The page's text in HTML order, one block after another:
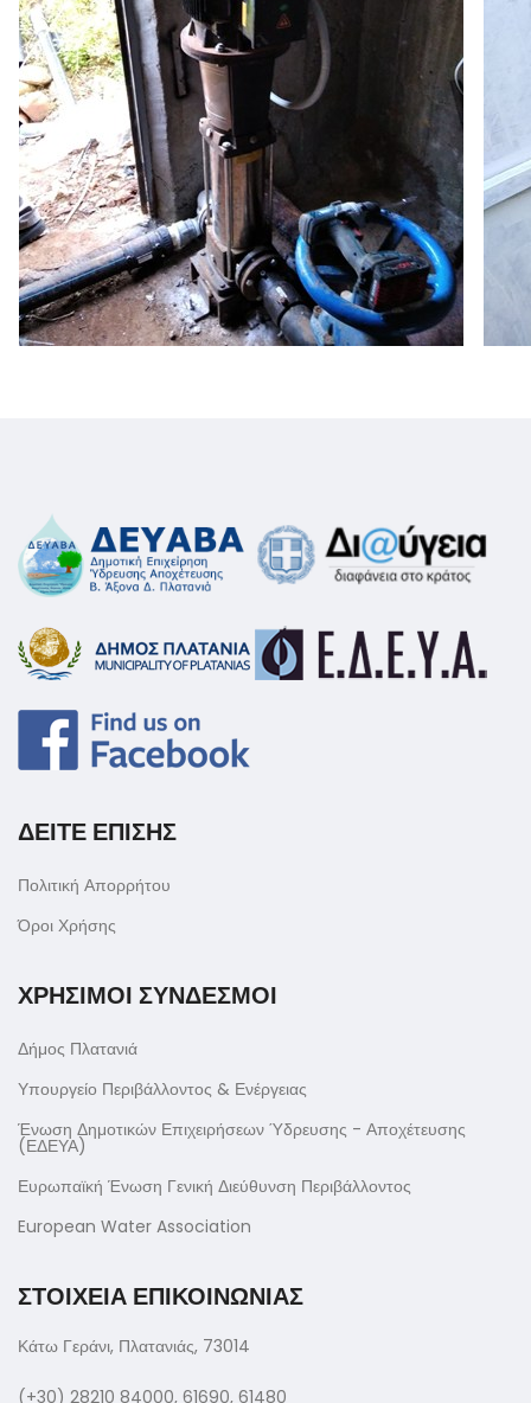
ΔΕΙΤΕ ΕΠΙΣΗΣ
Πολιτική Απορρήτου
Όροι Χρήσης
ΧΡΗΣΙΜΟΙ ΣΥΝΔΕΣΜΟΙ
Δήμος Πλατανιά
Υπουργείο Περιβάλλοντος & Ενέργειας
Ένωση Δημοτικών Επιχειρήσεων Ύδρευσης - Αποχέτευσης
(ΕΔΕΥΑ)
Ευρωπαϊκή Ένωση Γενική Διεύθυνση Περιβάλλοντος
European Water Association
ΣΤΟΙΧΕΙΑ ΕΠΙΚΟΙΝΩΝΙΑΣ
Κάτω Γεράνι, Πλατανιάς, 73014
(+30) 28210 84000, 61690, 61480